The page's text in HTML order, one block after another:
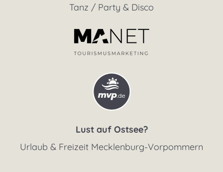
Tanz / Party & Disco
Lust auf Ostsee?
Urlaub & Freizeit Mecklenburg-Vorpommern